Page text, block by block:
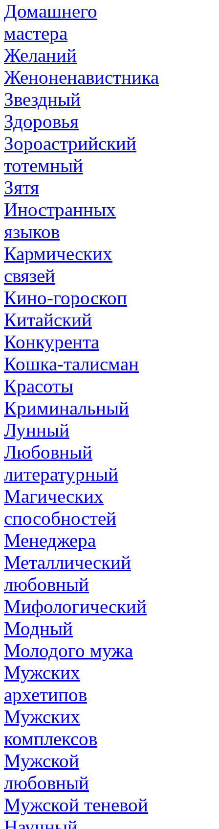
Домашнего
мастера
Желаний
Женоненавистника
Звездный
Здоровья
Зороастрийский
тотемный
Зятя
Иностранных
языков
Кармических
связей
Кино-гороскоп
Китайский
Конкурента
Кошка-талисман
Красоты
Криминальный
Лунный
Любовный
литературный
Магических
способностей
Менеджера
Металлический
любовный
Мифологический
Модный
Молодого мужа
Мужских
архетипов
Мужских
комплексов
Мужской
любовный
Мужской теневой